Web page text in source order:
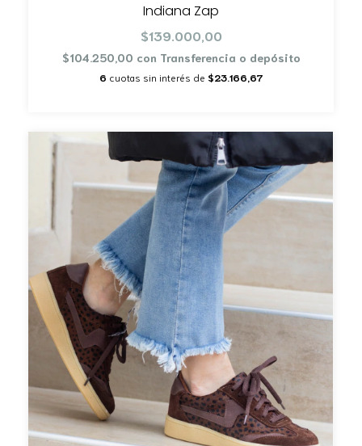
Indiana Zap
$139.000,00
$104.250,00 con Transferencia o depósito
6 cuotas sin interés de $23.166,67